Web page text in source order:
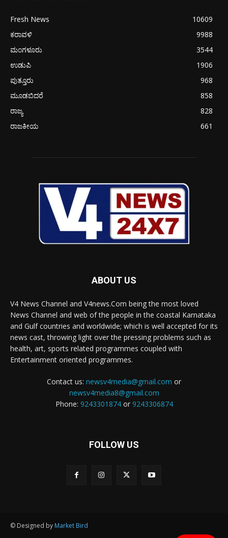
Fresh News
10609
ಕರಾವಳಿ
9988
ಮಂಗಳೂರು
3544
ಉಡುಪಿ
1906
ಪುತ್ತೂರು
968
ಮೂಡಬಿದರೆ
858
ರಾಜ್ಯ
828
ರಾಜಕೀಯ
661
ABOUT US
V4 News Channel and V4news.Com being the most loved
News Channel and web of the people in the coastal Karnataka
and Gulf countries and worldwide; which is well accepted for its
news cast, throwing light over the pressing problems such as
health, art, sports related programmes coupled with
Entertainment oriented programmes.
Contact us: newsv4media@gmail.com or
newsv4media8@gmail.com
Phone: 9243301874or 9243306874
FOLLOW US
© Designed by Market Bird